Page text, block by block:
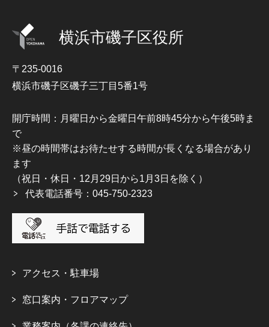
横浜市磯子区役所
〒235-0016
横浜市磯子区磯子三丁目5番1号
開庁時間：月曜日から金曜日午前8時45分から午後5時ま
で
※昼の時間帯はお待たせする時間が長くなる場合があり
ます
（祝日・休日・12月29日から1月3日を除く）
代表電話番号：045-750-2323
アクセス・駐車場
窓口案内・フロアマップ